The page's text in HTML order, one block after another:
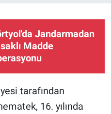
Jandarmadan
Madde
tarafından
16. yılında